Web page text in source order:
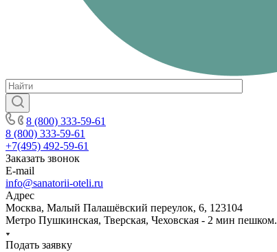
8 (800) 333-59-61
8 (800) 333-59-61
+7(495) 492-59-61
Заказать звонок
E-mail
info@sanatorii-oteli.ru
Адрес
Москва, Малый Палашёвский переулок, 6, 123104
Метро Пушкинская, Тверская, Чеховская - 2 мин пешком.
Подать заявку